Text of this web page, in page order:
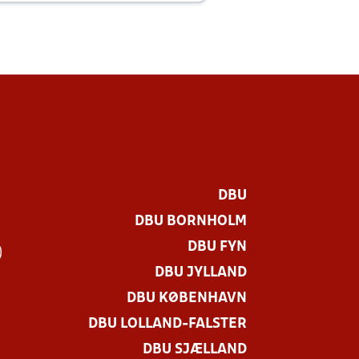
DBU
DBU BORNHOLM
DBU FYN
DBU JYLLAND
DBU KØBENHAVN
DBU LOLLAND-FALSTER
DBU SJÆLLAND